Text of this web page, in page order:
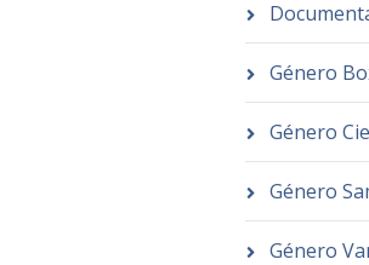
Género
Género
Género
Género